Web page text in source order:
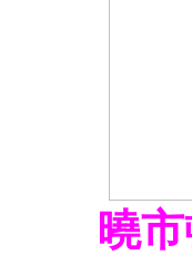
曉